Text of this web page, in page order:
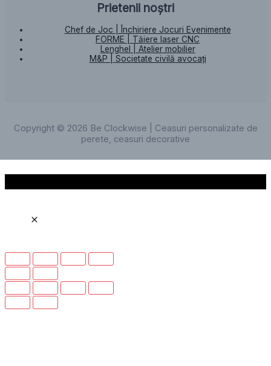
Prietenii noștri
Chef de Joc | Închiriere Jocuri Evenimente
FORME | Tăiere laser CNC
Lenghel | Atelier mobilier
M&P | Societate civilă avocați
Copyright © 2026 Be Clockwise | Ceasuri personalizate de
perete, ceasuri decorative